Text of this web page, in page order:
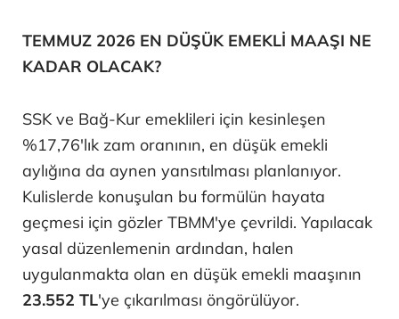
TEMMUZ 2026 EN DÜŞÜK EMEKLİ MAAŞI NE
KADAR OLACAK?
SSK ve Bağ-Kur emeklileri için kesinleşen
%17,76'lık zam oranının, en düşük emekli
aylığına da aynen yansıtılması planlanıyor.
Kulislerde konuşulan bu formülün hayata
geçmesi için gözler TBMM'ye çevrildi. Yapılacak
yasal düzenlemenin ardından, halen
uygulanmakta olan en düşük emekli maaşının
23.552 TL'ye çıkarılması öngörülüyor.